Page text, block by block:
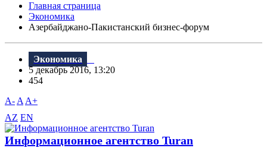
Главная страница
Экономика
Азербайджано-Пакистанский бизнес-форум
Экономика
5 декабрь 2016, 13:20
454
A- A A+
AZ EN
Информационное агентство Turan